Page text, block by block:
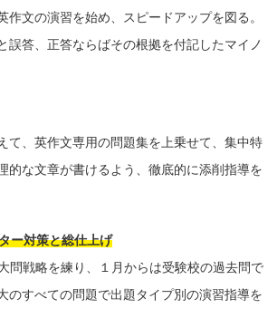
作文の演習を始め、スピードアップを図る。
誤答、正答ならばその根拠を付記したマイノ
て、英作文専用の問題集を上乗せて、集中特
的な文章が書けるよう、徹底的に添削指導を
ー対策と総仕上げ
問戦略を練り、１月からは受験校の過去問で
のすべての問題で出題タイプ別の演習指導を